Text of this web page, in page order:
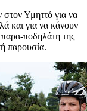
στον Υμηττό για να
και για να κάνουν
ποδηλάτη της
παρουσία.